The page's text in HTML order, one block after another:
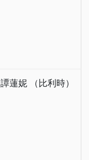
譚蓮妮 （比利時）